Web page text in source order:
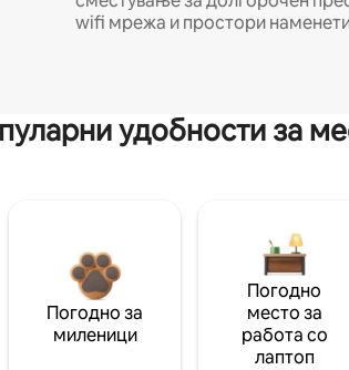
wifi мрежа и простори
удобности за
Погодно за
миленици
Погодно
место за
работа со
лаптоп